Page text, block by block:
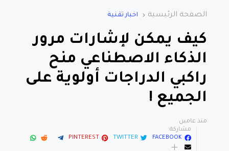
الصفحة الرئيسية اخبار تقنية
كيف يمكن لإشارات مرور
الذكاء الاصطناعي منح
راكبي الدراجات أولوية على
الجميع !
منذ عامين
مشاركة:
FACEBOOK
TWITTER
PINTEREST